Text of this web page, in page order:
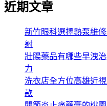
近期文章
新竹眼科選擇熱泵維
射
壯陽藥品有哪些早洩
力
洗衣店全方位高雄近
款